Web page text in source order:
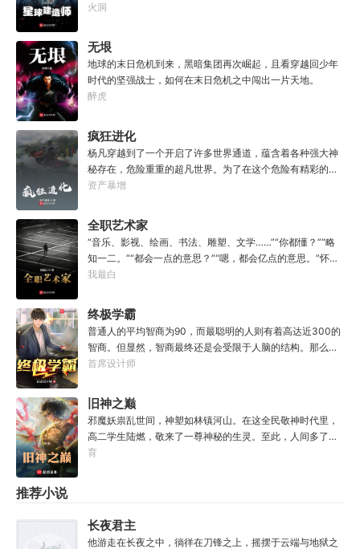
反应堆时，并激活虫族基因时，全国震动！于是，在他的计
太空堡垒……何星舟：“定个小目标，先绕着太阳建造一个戴
森球。”
火洞
无垠
地球的末日危机到来，黑暗集团再次崛起，且看穿越回少年
时代的坚强战士，如何在末日危机之中闯出一片天地。
醉虎
疯狂进化
杨凡穿越到了一个开启了许多世界通道，蕴含着各种强大神
秘存在，危险重重的超凡世界。为了在这个危险有精彩的超
凡世界之中生存下去，杨凡开始了他疯狂进化的精彩旅程。
资产暴增
全职艺术家
“音乐、影视、绘画、书法、雕塑、文学……”“你都懂？”“略
知一二。”“都会一点的意思？”“嗯，都会亿点的意思。”怀揣
系统，靠艺术征服世界，成为各界人士顶礼膜拜的无冕之
我最白
终极学霸
普通人的平均智商为90，而最聪明的人则有着高达近300的
智商。但显然，智商最终还是会受限于人脑的结构。那么，
当一个人的脑海拥有了终极计算机一样的能力，他的智商将
界级数学难题的证明、比肩相对论的物理理论、改变世界的
超级黑科技等等东西，告诉人们，这个答案不可想象。
首席设计师
旧神之巅
邪魔妖祟乱世间，神塑如林镇河山。在这全民敬神时代里，
高二学生陆燃，敬来了一尊神秘的生灵。至此，人间多了一
位漫浪信徒。神挡杀魔，操作很骚，独树一帜，技法乱秀......
育
推荐小说
长夜君主
他游走在长夜之中，徜徉在刀锋之上，摇摆于云端与地狱之